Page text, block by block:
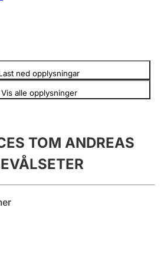
ned opplysningar
Vis alle opplysninger
TOM ANDREAS